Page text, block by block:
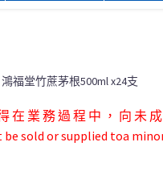
鴻福堂竹蔗茅根500ml x24支
業 務 過 程 中 ， 向 未 成
sold or supplied toa